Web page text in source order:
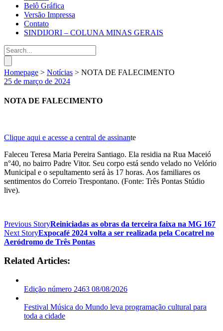
Belô Gráfica
Versão Impressa
Contato
SINDIJORI – COLUNA MINAS GERAIS
Homepage > Notícias > NOTA DE FALECIMENTO
25 de março de 2024
NOTA DE FALECIMENTO
Clique aqui e acesse a central de assinante
Faleceu Teresa Maria Pereira Santiago. Ela residia na Rua Maceió
n°40, no bairro Padre Vitor. Seu corpo está sendo velado no Velório
Municipal e o sepultamento será às 17 horas. Aos familiares os
sentimentos do Correio Trespontano. (Fonte: Três Pontas Stúdio
live).
Previous StoryReiniciadas as obras da terceira faixa na MG 167
Next StoryExpocafé 2024 volta a ser realizada pela Cocatrel no
Aeródromo de Três Pontas
Related Articles:
Edição número 2463 08/08/2026
Festival Música do Mundo leva programação cultural para
toda a cidade